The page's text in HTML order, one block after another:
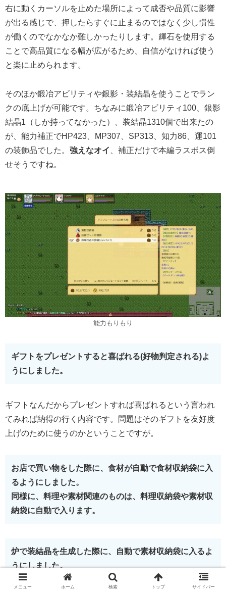
右に動くカーソルを止めた場所によって成否や品質に影響
が出る感じで、押したらすぐに止まるのではなく少し慣性
が働くのでなかなか難しかったりします。輝石を使用する
ことで高品質になる幅が広がるため、自信がなければ使う
と楽に止められます。
そのほか鍛冶アビリティや銀影・装結晶を使うことでラン
クの底上げが可能です。ちなみに鍛冶アビリティ100、銀影
結晶1（しか持ってなかった）、装結晶1310個で出来たの
が、能力補正でHP423、MP307、SP313、知力86、運101
の装飾品でした。 強えなオイ
、補正だけで本編ラスボス倒
せそうですね。
能力もりもり
ギフトをプレゼントすると喜ばれる(好物判定される)よ
うにしました。
ギフトなんだからプレゼントすれば喜ばれるという言われ
てみれば納得の行く内容です。問題はそのギフトを友好度
上げのために使うのかということですが。
お店で買い物をした際に、食材が自動で食材収納袋に入
るようにしました。
同様に、料理や素材関連のものは、料理収納袋や素材収
納袋に自動で入ります。
炉で装結晶を生成した際に、自動で素材収納袋に入るよ
うにしました。
メニュー ホーム 検索 トップ サイドバー